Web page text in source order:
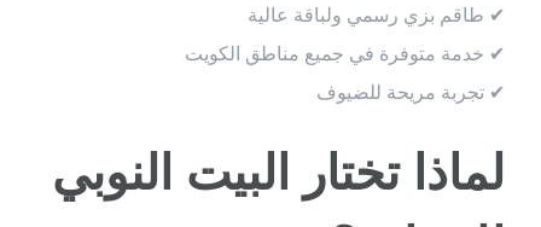
✔ طاقم بزي رسمي ولباقة عالية
✔ خدمة متوفرة في جميع مناطق الكويت
✔ تجربة مريحة للضيوف
لماذا تختار البيت النوبي